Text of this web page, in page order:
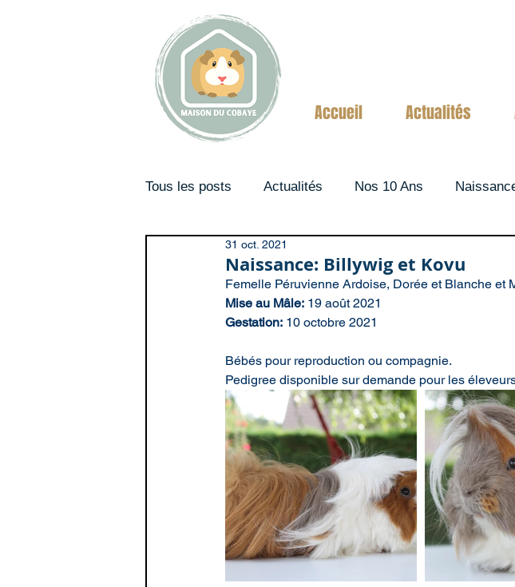
Accueil Actualités
Tous les posts Actualités Nos 10 Ans
Couples
Naissance: Billywig et Kovu
31 oct. 2021
Femelle Péruvienne Ardoise, Dorée et Blanche et
Mise au Mâle: 19 août 2021
Gestation: 10 octobre 2021
Bébés pour reproduction ou compagnie.
Pedigree disponible sur demande pour les